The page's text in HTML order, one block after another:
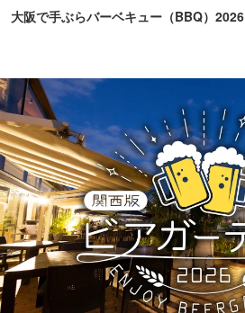
大阪で手ぶらバーベキュー（BBQ）2026